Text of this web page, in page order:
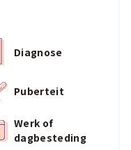
Diagnose
Puberteit
Werk of
dagbesteding